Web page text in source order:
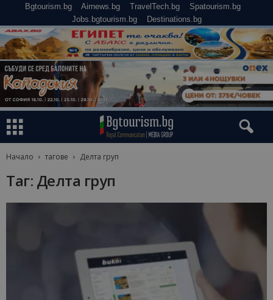
Bgtourism.bg Airnews.bg TravelTech.bg
Spatourism.bg
Jobs.bgtourism.bg
Destinations.bg
Начало тагове Делта груп
Таг: Делта груп